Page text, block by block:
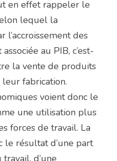
en effet rappeler le
lequel la
l’accroissement des
au PIB, c’est-
la vente de produits
fabrication.
voient donc le
une utilisation plus
forces de travail. La
le résultat d’une part
d’une